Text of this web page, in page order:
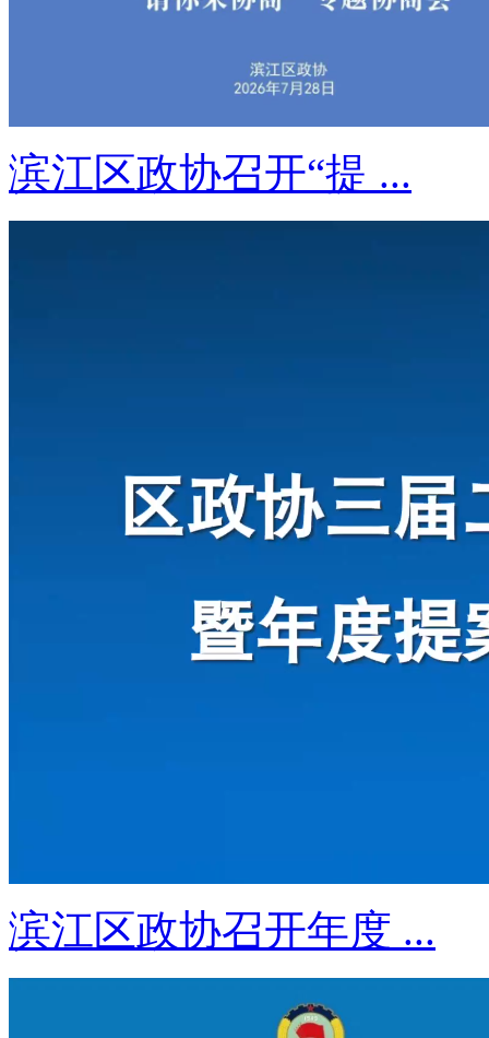
滨江区政协召开“提 ...
滨江区政协召开年度 ...